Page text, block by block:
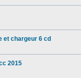
et chargeur 6 cd
2015